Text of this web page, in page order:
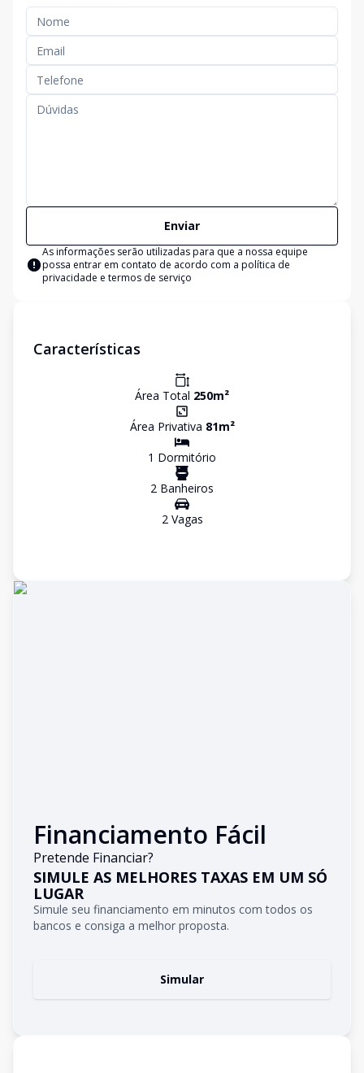
Enviar
As informações serão utilizadas para que a nossa equipe
possa entrar em contato de acordo com a política de
privacidade e termos de serviço
Características
Área Total 250m²
Área Privativa 81m²
1 Dormitório
2 Banheiros
2Vagas
Financiamento Fácil
Pretende Financiar?
SIMULE AS MELHORES TAXAS EM UM SÓ
LUGAR
Simule seu financiamento em minutos com todos os
bancos e consiga a melhor proposta.
Simular